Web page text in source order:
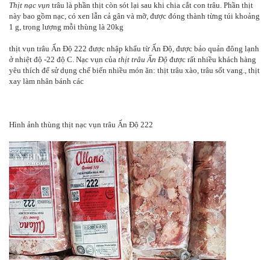
Thịt nạc vụn trâu là phần thịt còn sót lại sau khi chia cắt con trâu. Phần thịt
này bao gồm nạc, có xen lẫn cả gân và mỡ, được đóng thành từng túi khoảng
1 g, trọng lượng mỗi thùng là 20kg
thịt vụn trâu Ấn Độ 222 được nhập khẩu từ Ấn Độ, được bảo quản đông lạnh
ở nhiệt độ -22 độ C. Nạc vụn của thịt trâu Ấn Độ được rất nhiều khách hàng
yêu thích để sử dụng chế biến nhiều món ăn: thịt trâu xào, trâu sốt vang., thịt
xay làm nhân bánh các
Hình ảnh thùng thịt nạc vụn trâu Ấn Độ 222